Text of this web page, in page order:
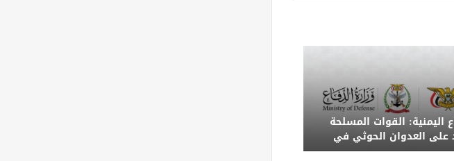
اليمنية: القوات المسلحة
على العدوان الحوثي في
والمكان المناسبين